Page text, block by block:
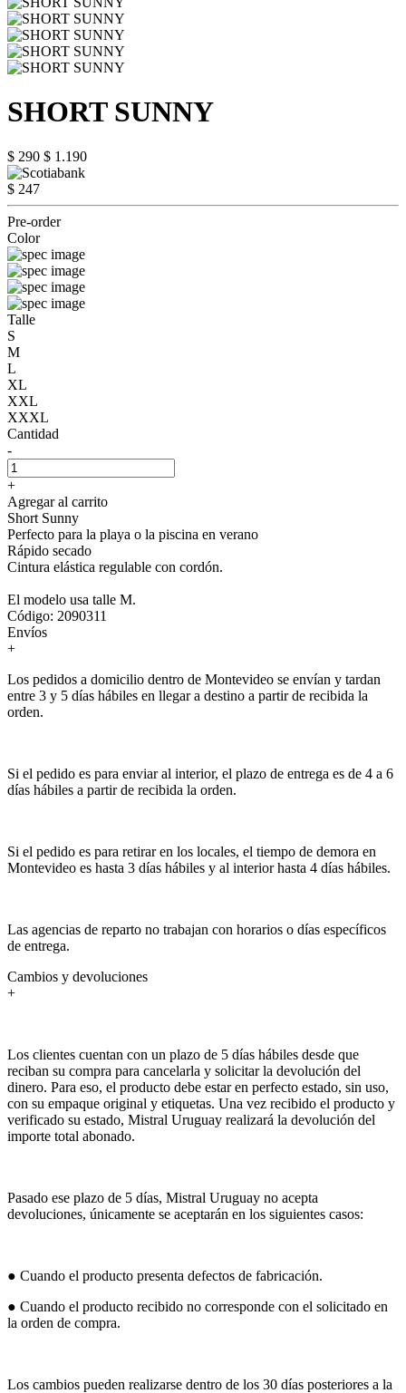
SHORT SUNNY
$ 290 $ 1.190
$ 247
Pre-order
Color
Talle
S
M
L
XL
XXL
XXXL
Cantidad
-
+
Agregar al carrito
Short Sunny
Perfecto para la playa o la piscina en verano
Rápido secado
Cintura elástica regulable con cordón.
El modelo usa talle M.
Código: 2090311
Envíos
+
Los pedidos a domicilio dentro de Montevideo se envían y tardan
entre 3 y 5 días hábiles en llegar a destino a partir de recibida la
orden.
Si el pedido es para enviar al interior, el plazo de entrega es de 4 a 6
días hábiles a partir de recibida la orden.
Si el pedido es para retirar en los locales, el tiempo de demora en
Montevideo es hasta 3 días hábiles y al interior hasta 4 días hábiles.
Las agencias de reparto no trabajan con horarios o días específicos
de entrega.
Cambios y devoluciones
+
Los clientes cuentan con un plazo de 5 días hábiles desde que
reciban su compra para cancelarla y solicitar la devolución del
dinero. Para eso, el producto debe estar en perfecto estado, sin uso,
con su empaque original y etiquetas. Una vez recibido el producto y
verificado su estado, Mistral Uruguay realizará la devolución del
importe total abonado.
Pasado ese plazo de 5 días, Mistral Uruguay no acepta
devoluciones, únicamente se aceptarán en los siguientes casos:
● Cuando el producto presenta defectos de fabricación.
● Cuando el producto recibido no corresponde con el solicitado en
la orden de compra.
Los cambios pueden realizarse dentro de los 30 días posteriores a la